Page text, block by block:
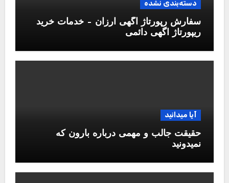
دسته‌بندی نشده
سفارش رپورتاژ آگهی ارزان – خدمات خرید
ریپورتاژ اگهی دائمی
آیا میدانید
حقیقت جالب و مهمی درباره بارون که
نمیدونید